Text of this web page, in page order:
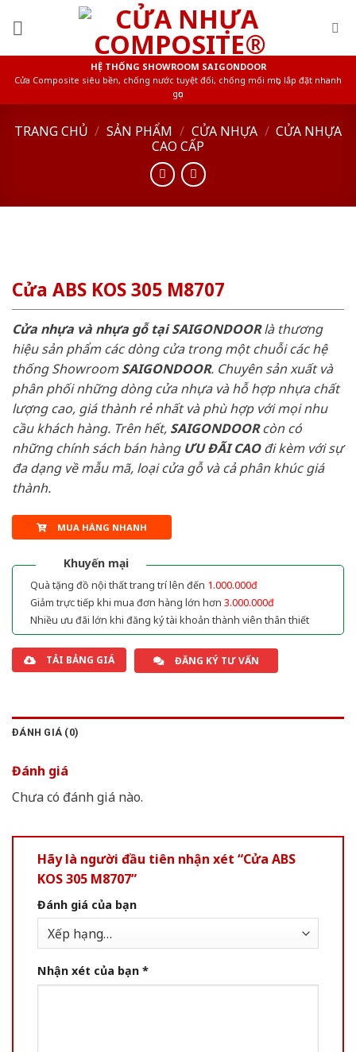
HỆ THỐNG SHOWROOM SAIGONDOOR
Cửa Composite siêu bền, chống nước tuyệt đối, chống mối mọt, lắp đặt nhanh
gọn
TRANG CHỦ / SẢN PHẨM / CỬA NHỰA / CỬA NHỰA
CAO CẤP
Cửa ABS KOS 305 M8707
Cửa nhựa và nhựa gỗ tại SAIGONDOORlà thương
hiệu sản phẩm các dòng cửa trong một chuỗi các hệ
thống ShowroomSAIGONDOOR. Chuyên sản xuất và
phân phối những dòng cửa nhựa và hỗ hợp nhựa chất
lượng cao, giá thành rẻ nhất và phù hợp với mọi nhu
cầu khách hàng. Trên hết, SAIGONDOORcòn có
những chính sách bán hàng ƯU ĐÃI CAOđi kèm với sự
đa dạng về mẫu mã, loại cửa gỗ và cả phân khúc giá
thành.
MUA HÀNG NHANH
Khuyến mại
Quà tặng đồ nội thất trang trí lên đến 1.000.000đ
Giảm trực tiếp khi mua đơn hàng lớn hơn 3.000.000đ
Nhiều ưu đãi lớn khi đăng ký tài khoản thành viên thân thiết
TẢI BẢNG GIÁ ĐĂNG KÝ TƯ VẤN
ĐÁNH GIÁ (0)
Đánh giá
Chưa có đánh giá nào.
Hãy là người đầu tiên nhận xét “Cửa ABS
KOS 305 M8707”
Đánh giá của bạn
Nhận xét của bạn *